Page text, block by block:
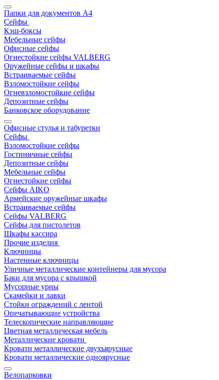
Папки для документов A4
Сейфы
Кэш-боксы
Мебельные сейфы
Офисные сейфы
Огнестойкие сейфы VALBERG
Оружейные сейфы и шкафы
Встраиваемые сейфы
Взломостойкие сейфы
Огневзломостойкие сейфы
Депозитные сейфы
Банковское оборудование
Офисные стулья и табуретки
Сейфы
Взломостойкие сейфы
Гостиничные сейфы
Депозитные сейфы
Мебельные сейфы
Огнестойкие сейфы
Сейфы AIKO
Армейские оружейные шкафы
Встраиваемые сейфы
Сейфы VALBERG
Сейфы для пистолетов
Шкафы кассира
Прочие изделия
Ключницы
Настенные ключницы
Уличные металлические контейнеры для мусора
Баки для мусора с крышкой
Мусорные урны
Скамейки и лавки
Стойки ограждений с лентой
Опечатывающие устройства
Телескопические направляющие
Цветная металлическая мебель
Металлические кровати
Кровати металлические двухъярусные
Кровати металлические одноярусные
Велопарковки